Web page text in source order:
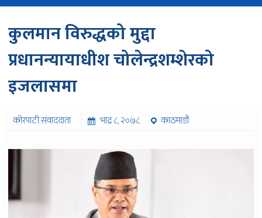
कुलमान विरुद्धको मुद्दा
प्रधानन्यायाधीश चोलेन्द्रशम्शेरको
इजलासमा
कोरपाटी संवाददाता भाद्र ८, २०७८
काठमाडौं